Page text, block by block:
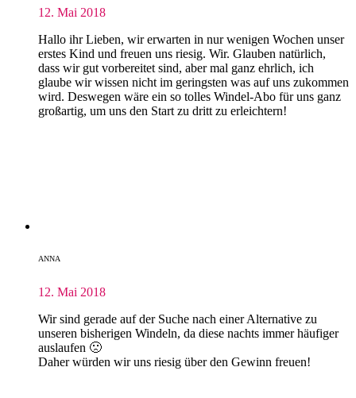
12. Mai 2018
Hallo ihr Lieben, wir erwarten in nur wenigen Wochen unser
erstes Kind und freuen uns riesig. Wir. Glauben natürlich,
dass wir gut vorbereitet sind, aber mal ganz ehrlich, ich
glaube wir wissen nicht im geringsten was auf uns zukommen
wird. Deswegen wäre ein so tolles Windel-Abo für uns ganz
großartig, um uns den Start zu dritt zu erleichtern!
ANNA
12. Mai 2018
Wir sind gerade auf der Suche nach einer Alternative zu
unseren bisherigen Windeln, da diese nachts immer häufiger
auslaufen 🙁
Daher würden wir uns riesig über den Gewinn freuen!